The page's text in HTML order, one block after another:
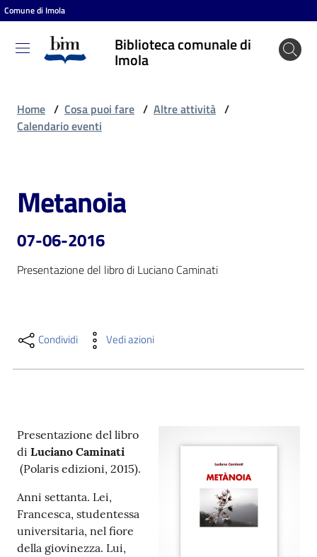
Vai al contenuto
Vai alla navigazione
Vai al footer
Comune di Imola
Biblioteca comunale di
Imola
Biblioteca
comunale
Cosa
puoi
fare
contenuti
Casa
Piani
Home / Cosa puoi fare / Altre attività /
Calendario eventi
Salta al contenuto
Metanoia
07-06-2016
Presentazione del libro di Luciano Caminati
Condividi Vedi azioni
Presentazione del libro
di Luciano Caminati
(Polaris edizioni, 2015).
Anni settanta. Lei,
Francesca, studentessa
universitaria, nel fiore
della giovinezza. Lui,